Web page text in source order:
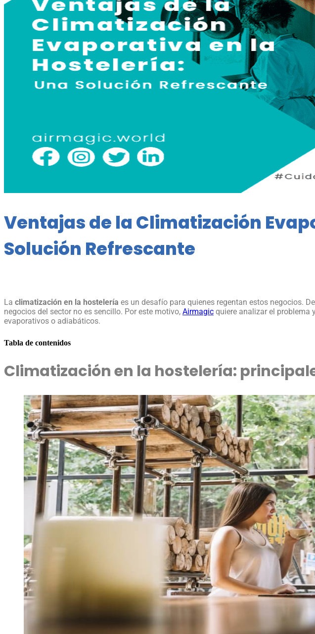
Ventajas de la Climatización
Solución Refrescante
La climatización en la hostelería es un desafío para quienes regentan estos negocios.
negocios del sector no es sencillo. Por este motivo, Airmagic quiere analizar el problema
evaporativos o adiabáticos.
Tabla de contenidos
Climatización en la hostelería: